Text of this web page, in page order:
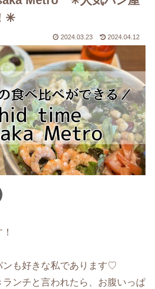
✳︎
2024.03.23 2024.04.12
ンも好きな私であります♡
ンチと言われたら、お腹いっぱ